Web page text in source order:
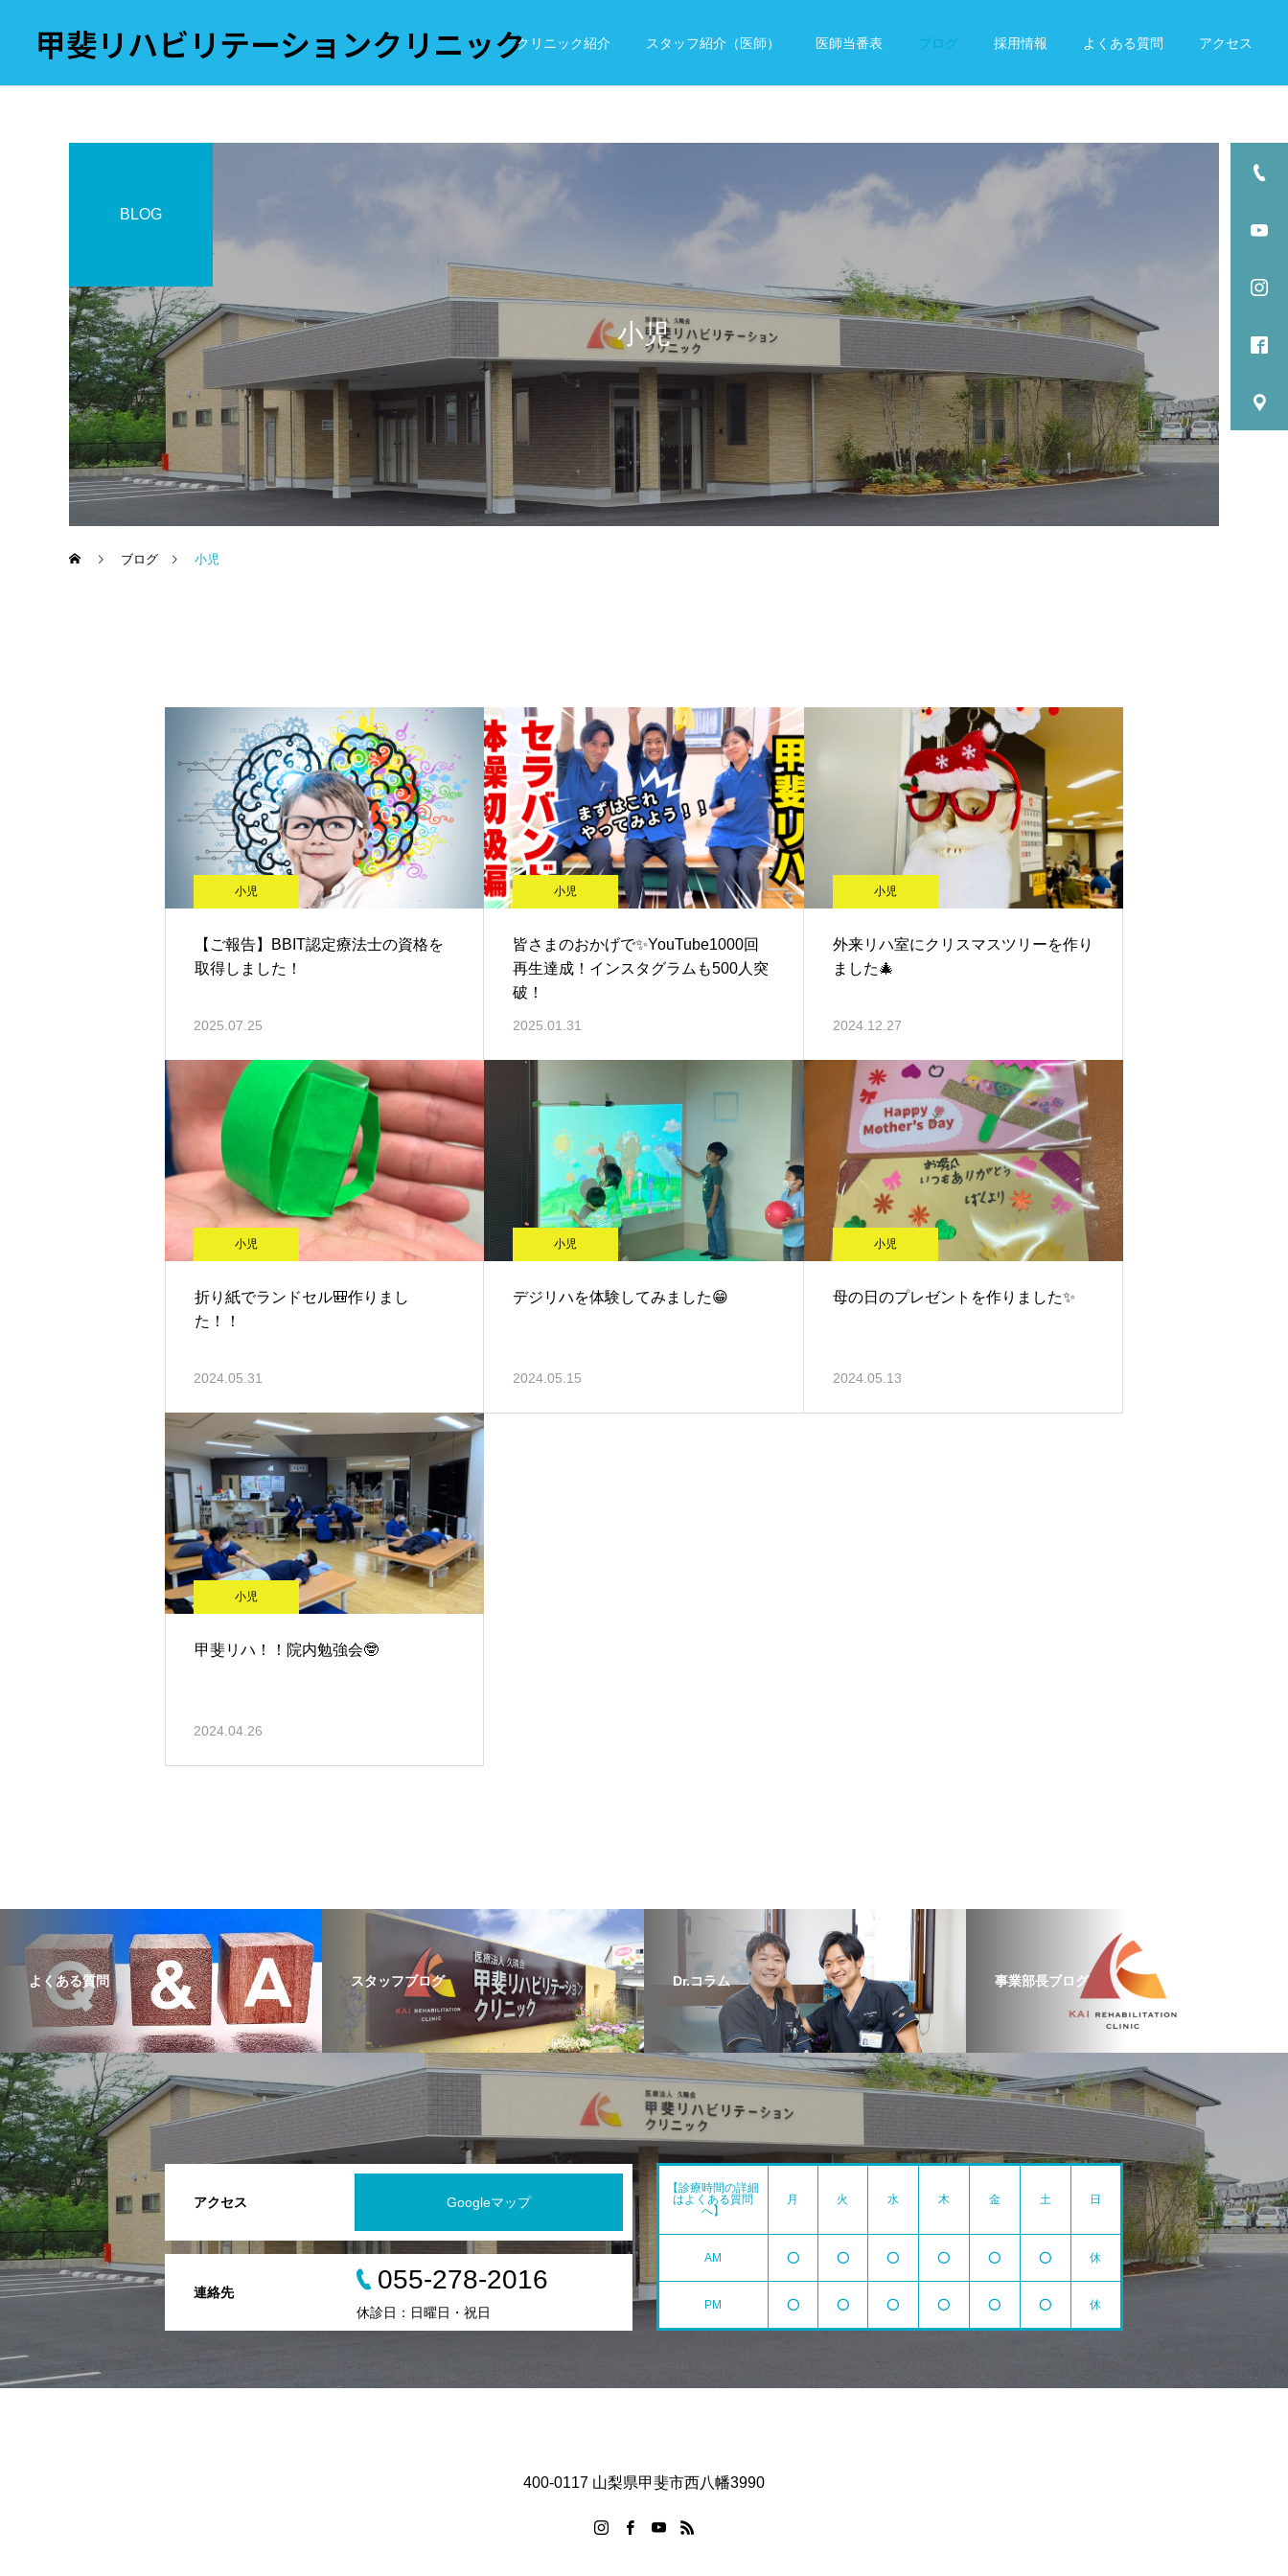
甲斐リハビリテーションクリニッククリニック紹介 スタッフ紹介（医師） 医師当番表 ブログ 採用情報 よくある質問 アクセス
小児
BLOG
ブログ 小児
小児
【ご報告】BBIT認定療法士の資格を
取得しました！
2025.07.25
小児
皆さまのおかげで✨YouTube1000回
再生達成！インスタグラムも500人突
破！
2025.01.31
小児
外来リハ室にクリスマスツリーを作り
ました🎄
2024.12.27
小児
折り紙でランドセル🎒作りまし
た！！
2024.05.31
小児
デジリハを体験してみました😁
2024.05.15
小児
母の日のプレゼントを作りました✨
2024.05.13
小児
甲斐リハ！！院内勉強会🤓
2024.04.26
よくある質問 スタッフブログ Dr.コラム 事業部長ブログ
アクセス Googleマップ
連絡先 055-278-2016
休診日：日曜日・祝日
【診療時間の詳細
はよくある質問
へ】
月 火 水 木 金 土 日
AM ⭕️ ⭕️ ⭕️ ⭕️ ⭕️ ⭕️ 休
PM ⭕️ ⭕️ ⭕️ ⭕️ ⭕️ ⭕️ 休
400-0117 山梨県甲斐市西八幡3990